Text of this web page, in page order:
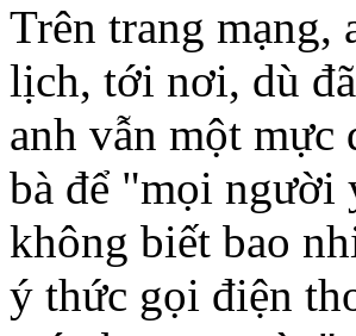
Trên trang mạng,
lịch, tới nơi, dù
anh vẫn một
bà để "mọi người
không biết bao
ý thức gọi điện